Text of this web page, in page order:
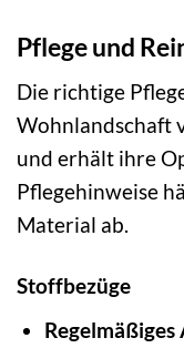
Pflege und
Die richtige
Wohnlandschaft
und erhält ihre
Pflegehinweise
Material ab.
Stoffbezüge
Regelmäßiges